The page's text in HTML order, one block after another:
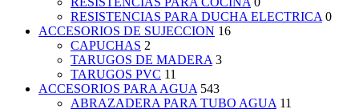
RESISTENCIAS PARA DUCHA ELECTRICA 0
ACCESORIOS DE SUJECCION 16
CAPUCHAS 2
TARUGOS DE MADERA 3
TARUGOS PVC 11
ACCESORIOS PARA AGUA 543
ABRAZADERA PARA TUBO AGUA 11